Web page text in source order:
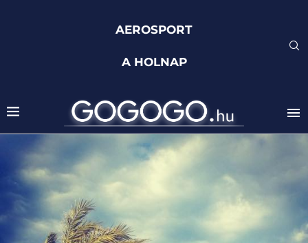
AEROSPORT
A HOLNAP